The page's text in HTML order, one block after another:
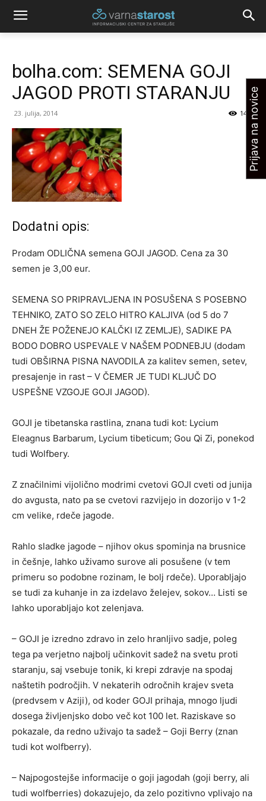
bolha.com: SEMENA GOJI
JAGOD PROTI STARANJU
23. julija, 2014 1442
Dodatni opis:
Prodam ODLIČNA semena GOJI JAGOD. Cena za 30
semen je 3,00 eur.
SEMENA SO PRIPRAVLJENA IN POSUŠENA S POSEBNO
TEHNIKO, ZATO SO ZELO HITRO KALJIVA (od 5 do 7
DNEH ŽE POŽENEJO KALČKI IZ ZEMLJE), SADIKE PA
BODO DOBRO USPEVALE V NAŠEM PODNEBJU (dodam
tudi OBŠIRNA PISNA NAVODILA za kalitev semen, setev,
presajenje in rast – V ČEMER JE TUDI KLJUČ DO
USPEŠNE VZGOJE GOJI JAGOD).
GOJI je tibetanska rastlina, znana tudi kot: Lycium
Eleagnus Barbarum, Lycium tibeticum; Gou Qi Zi, ponekod
tudi Wolfbery.
Z značilnimi vijolično modrimi cvetovi GOJI cveti od junija
do avgusta, nato pa se cvetovi razvijejo in dozorijo v 1-2
cm velike, rdeče jagode.
Rahlo sladke jagode – njihov okus spominja na brusnice
in češnje, lahko uživamo surove ali posušene (v tem
primeru so podobne rozinam, le bolj rdeče). Uporabljajo
se tudi za kuhanje in za izdelavo želejev, sokov… Listi se
lahko uporabljajo kot zelenjava.
– GOJI je izredno zdravo in zelo hranljivo sadje, poleg
tega pa verjetno najbolj učinkovit sadež na svetu proti
staranju, saj vsebuje tonik, ki krepi zdravje na spodaj
naštetih področjih. V nekaterih odročnih krajev sveta
(predvsem v Aziji), od koder GOJI prihaja, mnogo ljudi
dosega življenjsko dobo več kot 100 let. Raziskave so
pokazale, da redno uživajo ta sadež – Goji Berry (znan
tudi kot wolfberry).
– Najpogostejše informacije o goji jagodah (goji berry, ali
tudi wolfberries) dokazujejo, da zelo pozitivno vplivajo na
Prijava na novice